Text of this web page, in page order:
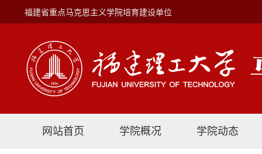
福建省重点马克思主义学院培育建设单位
网站首页 学院概况 学院动态